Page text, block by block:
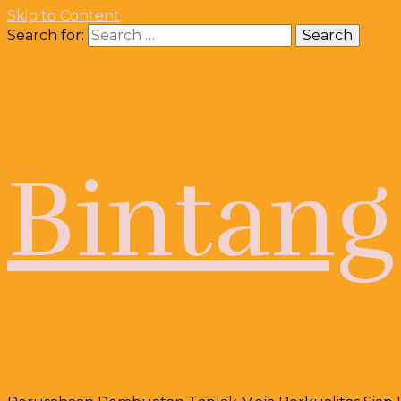
Skip to Content
Search for:
Bintang